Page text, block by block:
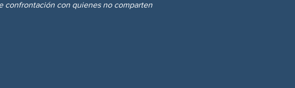
confrontación con quienes no comparten